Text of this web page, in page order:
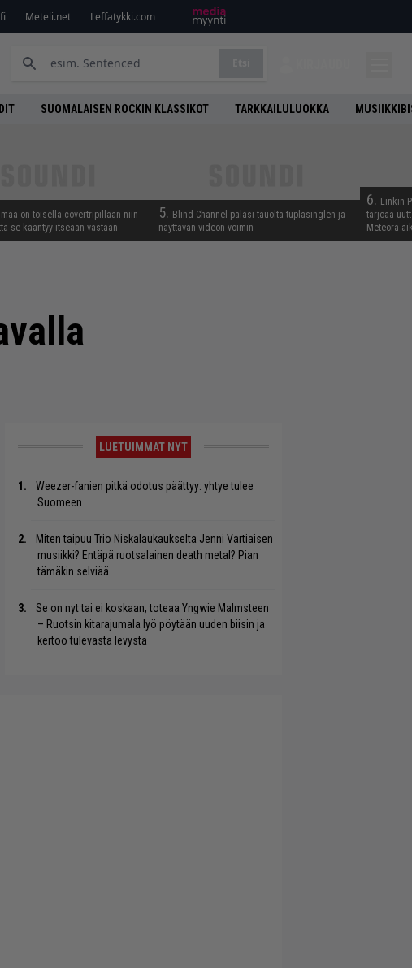
Meteli.net Leffatykki.com
SUOMALAISEN ROCKIN KLASSIKOT TARKKAILULUOKKA
on toisella covertripillään niin
se kääntyy itseään vastaan
5. Blind Channel palasi tauolta tuplasinglen ja
näyttävän videon voimin
6. Linkin
tarjoaa
Meteora-
LUETUIMMAT NYT
Weezer-fanien pitkä odotus päättyy: yhtye tulee
Suomeen
Miten taipuu Trio Niskalaukaukselta Jenni Vartiaisen
musiikki? Entäpä ruotsalainen death metal? Pian
tämäkin selviää
Se on nyt tai ei koskaan, toteaa Yngwie Malmsteen
– Ruotsin kitarajumala lyö pöytään uuden biisin ja
kertoo tulevasta levystä